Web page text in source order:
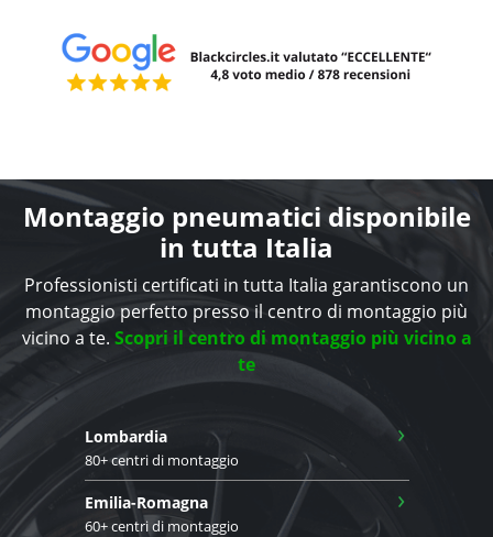
Montaggio pneumatici disponibile
in tutta Italia
Professionisti certificati in tutta Italia garantiscono un
montaggio perfetto presso il centro di montaggio più
vicino a te. Scopri il centro di montaggio più vicino a
te
Lombardia
80+ centri di montaggio
›
Emilia-Romagna
60+ centri di montaggio
›